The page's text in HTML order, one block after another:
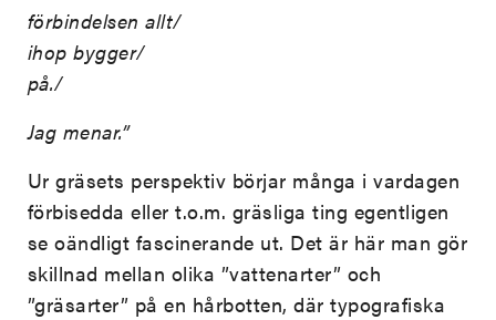
förbindelsen allt/
ihop bygger/
på./
Jag menar.”
Ur gräsets perspektiv börjar många i vardagen
förbisedda eller t.o.m. gräsliga ting egentligen
se oändligt fascinerande ut. Det är här man gör
skillnad mellan olika ”vattenarter” och
”gräsarter” på en hårbotten, där typografiska